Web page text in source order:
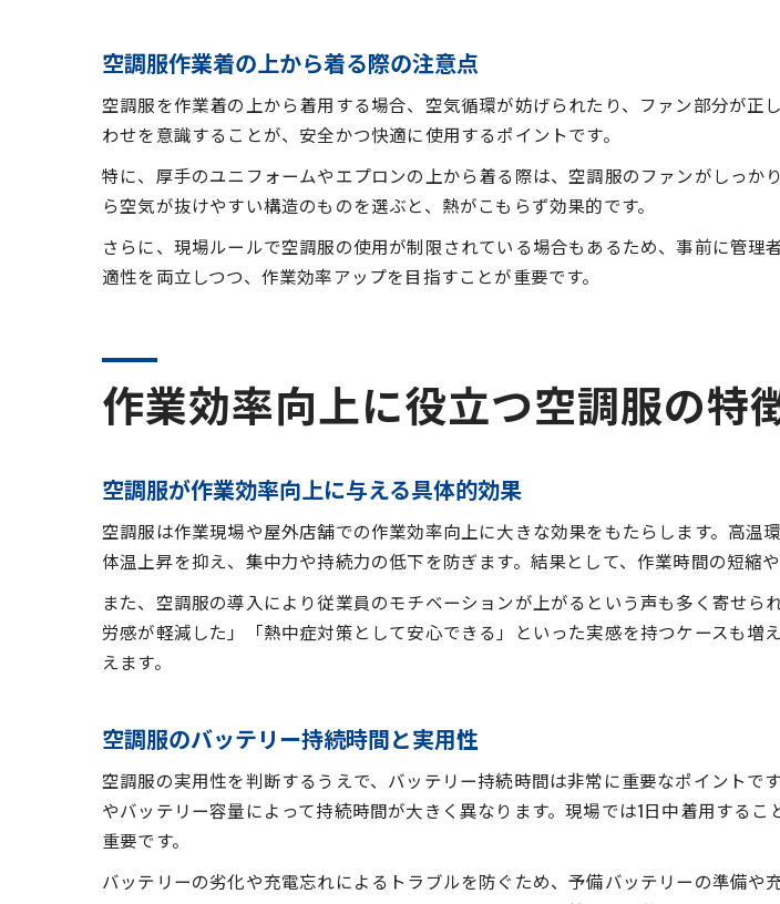
空調服作業着の上から着る際の注意点
空調服を作業着の上から着用する場合、空気循環が妨げられたり、ファン部分が
わせを意識することが、安全かつ快適に使用するポイントです。
特に、厚手のユニフォームやエプロンの上から着る際は、空調服のファンがしっ
ら空気が抜けやすい構造のものを選ぶと、熱がこもらず効果的です。
さらに、現場ルールで空調服の使用が制限されている場合もあるため、事前に管
適性を両立しつつ、作業効率アップを目指すことが重要です。
作業効率向上に役立つ空調服の特
空調服が作業効率向上に与える具体的効果
空調服は作業現場や屋外店舗での作業効率向上に大きな効果をもたらします。高
体温上昇を抑え、集中力や持続力の低下を防ぎます。結果として、作業時間の短縮
また、空調服の導入により従業員のモチベーションが上がるという声も多く寄せ
労感が軽減した」「熱中症対策として安心できる」といった実感を持つケースも
えます。
空調服のバッテリー持続時間と実用性
空調服の実用性を判断するうえで、バッテリー持続時間は非常に重要なポイント
やバッテリー容量によって持続時間が大きく異なります。現場では1日中着用する
重要です。
バッテリーの劣化や充電忘れによるトラブルを防ぐため、予備バッテリーの準備